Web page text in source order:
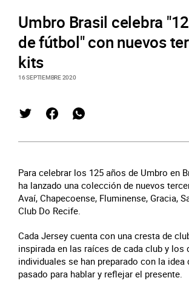
Umbro Brasil celebra
de fútbol" con nuevos
kits
16 SEPTIEMBRE 2020
Para celebrar los 125 años de Umbro en
ha lanzado una colección de nuevos
Avaí, Chapecoense, Fluminense, Gracia,
Club Do Recife.
Cada Jersey cuenta con una cresta de
inspirada en las raíces de cada club y los
individuales se han preparado con la idea
pasado para hablar y reflejar el presente.